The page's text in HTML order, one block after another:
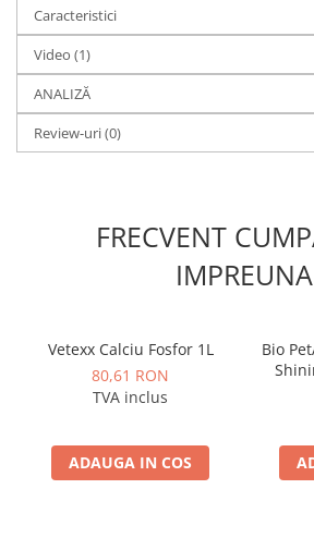
Caracteristici
Video (1)
ANALIZĂ
Review-uri(0)
FRECVENT
IMPREUNA
Vetexx Calciu Fosfor 1L
80,61 RON
TVA inclus
ADAUGA IN COS
Bio